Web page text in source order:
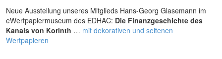
Neue Ausstellung unseres Mitglieds Hans-Georg Glasemann im
eWertpapiermuseum des EDHAC: Die Finanzgeschichte des
Kanals von Korinth … mit dekorativen und seltenen
Wertpapieren